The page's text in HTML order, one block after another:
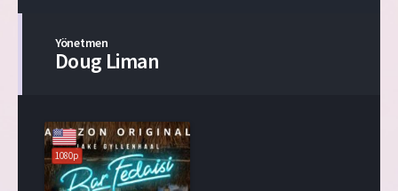
Yönetmen
Doug Liman
1080p